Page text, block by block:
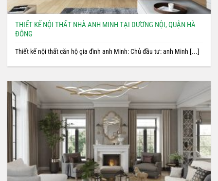
THIẾT KẾ NỘI THẤT NHÀ ANH MINH TẠI DƯƠNG NỘI, QUẬN HÀ
ĐÔNG
Thiết kế nội thất căn hộ gia đình anh Minh: Chủ đầu tư: anh Minh [...]